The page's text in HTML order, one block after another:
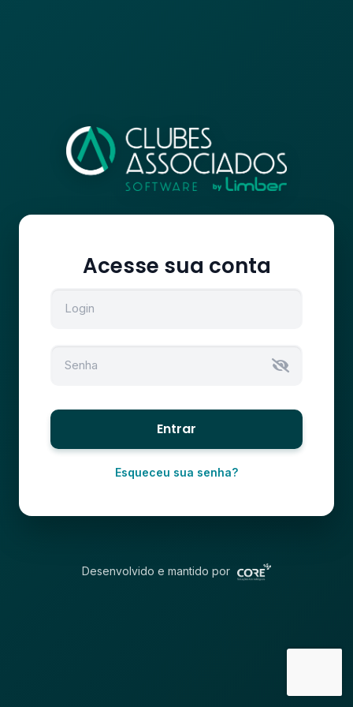
Acesse sua conta
Entrar
Esqueceu sua senha?
Desenvolvido e mantido por